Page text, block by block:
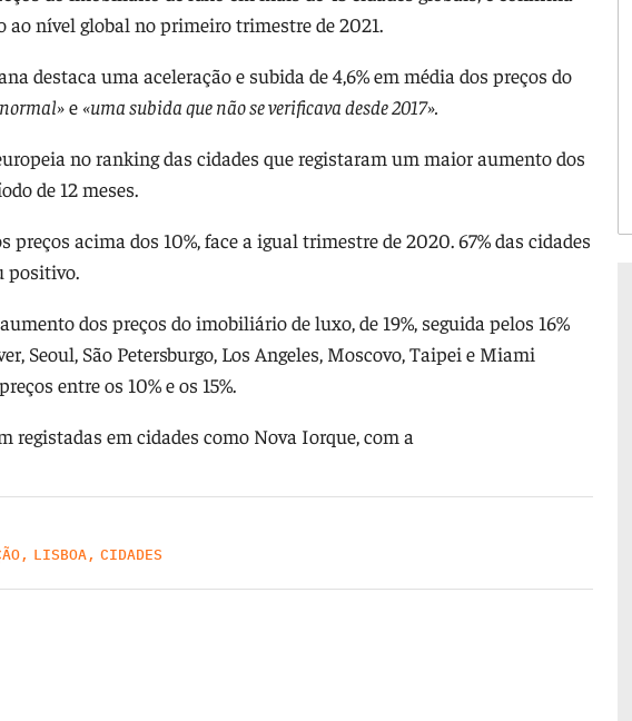
nível global no primeiro trimestre de 2021.
destaca uma aceleração e subida de 4,6% em média dos preços do
e «uma subida que não se verificava desde 2017».
no ranking das cidades que registaram um maior aumento dos
de 12 meses.
preços acima dos 10%, face a igual trimestre de 2020. 67% das cidades
positivo.
dos preços do imobiliário de luxo, de 19%, seguida pelos 16%
Seoul, São Petersburgo, Los Angeles, Moscovo, Taipei e Miami
entre os 10% e os 15%.
em cidades como Nova Iorque, com a
, LISBOA, CIDADES